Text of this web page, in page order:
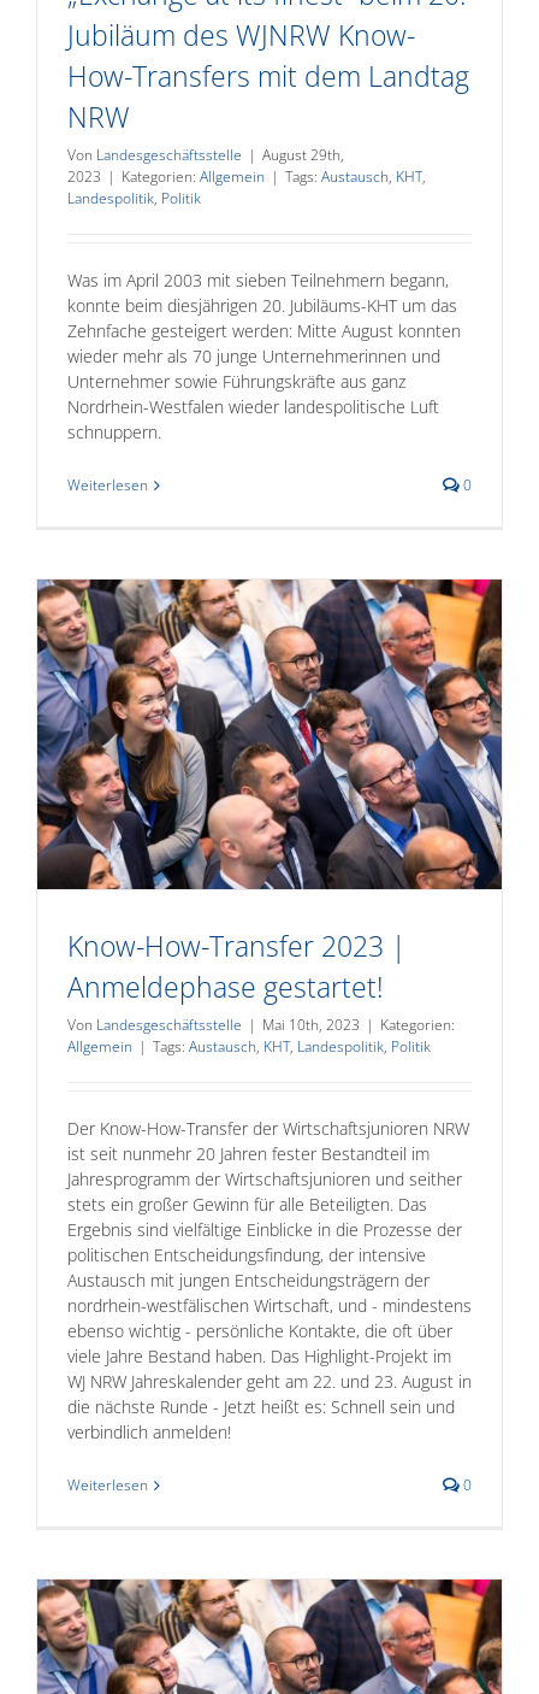
Jubiläum des WJNRW Know-
How-Transfers mit dem Landtag
NRW
Von Landesgeschäftsstelle | August 29th,
2023 | Kategorien: Allgemein | Tags: Austausch, KHT,
Landespolitik, Politik
Was im April 2003 mit sieben Teilnehmern begann,
konnte beim diesjährigen 20. Jubiläums-KHT um das
Zehnfache gesteigert werden: Mitte August konnten
wieder mehr als 70 junge Unternehmerinnen und
Unternehmer sowie Führungskräfte aus ganz
Nordrhein-Westfalen wieder landespolitische Luft
schnuppern.
Weiterlesen 0
Know-How-Transfer 2023 |
Anmeldephase gestartet!
Von Landesgeschäftsstelle | Mai 10th, 2023 | Kategorien:
Allgemein | Tags: Austausch, KHT, Landespolitik, Politik
Der Know-How-Transfer der Wirtschaftsjunioren NRW
ist seit nunmehr 20 Jahren fester Bestandteil im
Jahresprogramm der Wirtschaftsjunioren und seither
stets ein großer Gewinn für alle Beteiligten. Das
Ergebnis sind vielfältige Einblicke in die Prozesse der
politischen Entscheidungsfindung, der intensive
Austausch mit jungen Entscheidungsträgern der
nordrhein-westfälischen Wirtschaft, und - mindestens
ebenso wichtig - persönliche Kontakte, die oft über
viele Jahre Bestand haben. Das Highlight-Projekt im
WJ NRW Jahreskalender geht am 22. und 23. August in
die nächste Runde - Jetzt heißt es: Schnell sein und
verbindlich anmelden!
Weiterlesen 0